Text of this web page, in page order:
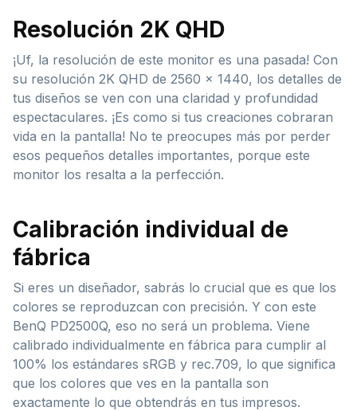
Resolución 2K QHD
¡Uf, la resolución de este monitor es una pasada! Con
su resolución 2K QHD de 2560 x 1440, los detalles de
tus diseños se ven con una claridad y profundidad
espectaculares. ¡Es como si tus creaciones cobraran
vida en la pantalla! No te preocupes más por perder
esos pequeños detalles importantes, porque este
monitor los resalta a la perfección.
Calibración individual de
fábrica
Si eres un diseñador, sabrás lo crucial que es que los
colores se reproduzcan con precisión. Y con este
BenQ PD2500Q, eso no será un problema. Viene
calibrado individualmente en fábrica para cumplir al
100% los estándares sRGB y rec.709, lo que significa
que los colores que ves en la pantalla son
exactamente lo que obtendrás en tus impresos.